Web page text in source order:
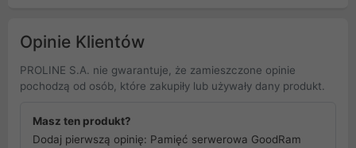
Opinie Klientów
PROLINE S.A. nie gwarantuje, że zamieszczone opinie
pochodzą od osób, które zakupiły lub używały dany produkt.
Masz ten produkt?
Dodaj pierwszą opinię: Pamięć serwerowa GoodRam